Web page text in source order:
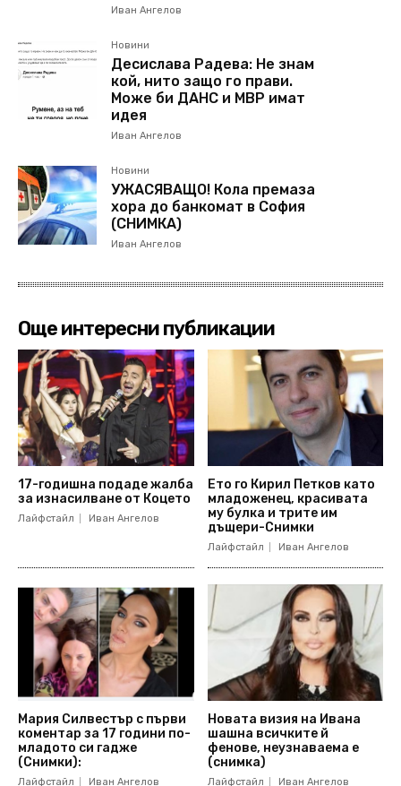
Иван Ангелов
Новини
Десислава Радева: Не знам
кой, нито защо го прави.
Може би ДАНС и МВР имат
идея
Иван Ангелов
Новини
УЖАСЯВАЩО! Кола премаза
хора до банкомат в София
(СНИМКА)
Иван Ангелов
Още интересни публикации
17-годишна подаде жалба
за изнасилване от Коцето
Лайфстайл Иван Ангелов
Ето го Кирил Петков като
младоженец, красивата
му булка и трите им
дъщери-Снимки
Лайфстайл Иван Ангелов
Мария Силвестър с първи
коментар за 17 години по-
младото си гадже
(Снимки):
Лайфстайл Иван Ангелов
Новата визия на Ивана
шашна всичките й
фенове, неузнаваема е
(снимка)
Лайфстайл Иван Ангелов